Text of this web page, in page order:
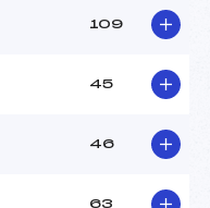
109
45
46
63